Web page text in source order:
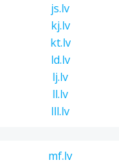
js.lv
kj.lv
kt.lv
ld.lv
lj.lv
ll.lv
lll.lv
mf.lv